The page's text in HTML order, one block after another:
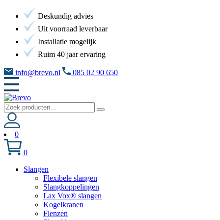
Deskundig advies
Uit voorraad leverbaar
Installatie mogelijk
Ruim 40 jaar ervaring
info@brevo.nl 085 02 90 650
0
0
Slangen
Flexibele slangen
Slangkoppelingen
Lax Vox® slangen
Kogelkranen
Flenzen